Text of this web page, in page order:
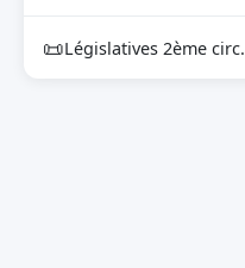
📜Législatives 2ème circ.